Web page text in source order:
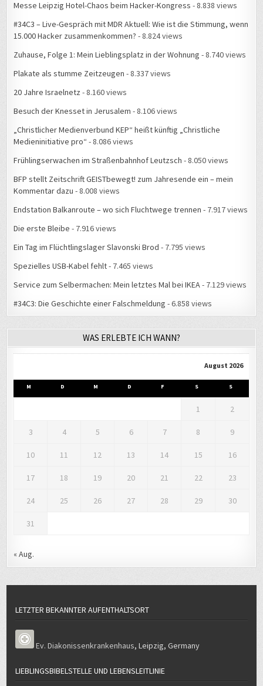
Messe Leipzig Hotel-Chaos beim Hacker-Kongress - 8.838 views
#34C3 – Live-Gespräch mit MDR Aktuell: Wie ist die Stimmung, wenn
15.000 Hacker zusammenkommen? - 8.824 views
Zuhause, Folge 1: Mein Lieblingsplatz in der Wohnung - 8.740 views
Plakate als stumme Zeitzeugen - 8.337 views
20 Jahre Israelnetz - 8.160 views
Besuch der Knesset in Jerusalem - 8.106 views
„Christlicher Medienverbund KEP“ heißt künftig „Christliche
Medieninitiative pro“ - 8.086 views
Frühlingserwachen im Straßenbahnhof Leutzsch - 8.050 views
BFP stellt Zeitschrift GEISTbewegt! zum Jahresende ein – mein
Kommentar dazu - 8.008 views
Endstation Balkanroute – wo sich Fluchtwege trennen - 7.917 views
Die erste Bleibe - 7.916 views
Ein Tag im Flüchtlingslager Slavonski Brod - 7.795 views
Spezielles USB-Kabel fehlt- 7.465 views
Service zum Selbermachen: Mein letztes Mal bei IKEA- 7.129 views
#34C3: Die Geschichte einer Falschmeldung - 6.858 views
WAS ERLEBTE ICH WANN?
August 2026
M D M D F S S
1 2
3 4 5 6 7 8 9
10 11 12 13 14 15 16
17 18 19 20 21 22 23
24 25 26 27 28 29 30
31
« Aug.
LETZTER BEKANNTER AUFENTHALTSORT
Ev. Diakonissenkrankenhaus,Leipzig,Germany
LIEBLINGSBIBELSTELLE UND LEBENSLEITLINIE